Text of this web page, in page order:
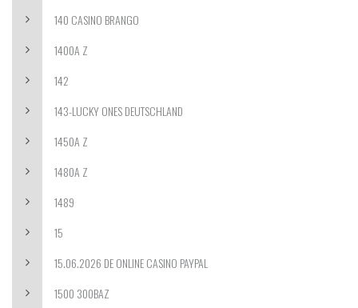
140 CASINO BRANGO
1400A Z
142
143-LUCKY ONES DEUTSCHLAND
1450A Z
1480A Z
1489
15
15.06.2026 DE ONLINE CASINO PAYPAL
1500 300BAZ